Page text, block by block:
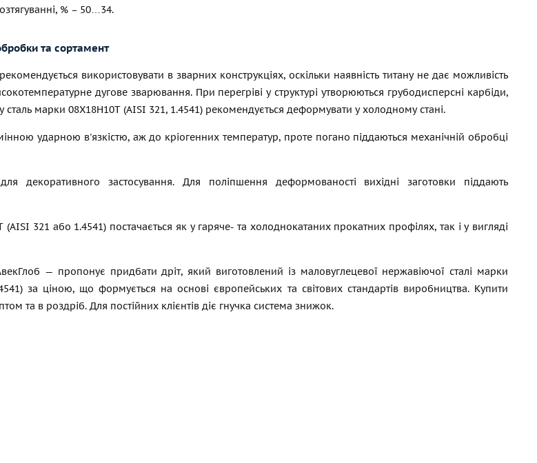
% – 50…34.
та сортамент
використовувати в зварних конструкціях, оскільки наявність титану не дає можливість
дугове зварювання. При перегріві у структурі утворюються грубодисперсні карбіди,
сталь марки 08Х18Н10Т (AISI 321, 1.4541) рекомендується деформувати у холодному стані.
ударною в'язкістю, аж до кріогенних температур, проте погано піддаються механічній обробці
декоративного застосування. Для поліпшення деформованості вихідні заготовки піддають
321 або 1.4541) постачається як у гаряче- та холоднокатаних прокатних профілях, так і у вигляді
— пропонує придбати дріт, який виготовлений із маловуглецевої нержавіючої сталі марки
за ціною, що формується на основі європейських та світових стандартів виробництва. Купити
та в роздріб. Для постійних клієнтів діє гнучка система знижок.